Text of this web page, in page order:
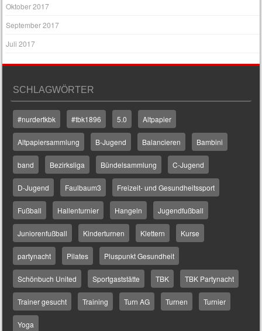
Oktober 2017
September 2017
Juli 2017
SCHLAGWÖRTER
#nurdertkbk #tbk1896 5.0 Altpapier
Altpapiersammlung B-Jugend Balancieren Bambini
band Bezirksliga Bündelsammlung C-Jugend
D-Jugend Faulbaum3 Freizeit- und Gesundheitssport
Fußball Hallenturnier Hangeln Jugendfußball
Juniorenfußball Kinderturnen Klettern Kurse
partynacht Pilates Pluspunkt Gesundheit
Schönbuch United Sportgaststätte TBK TBK Partynacht
Trainer gesucht Training Turn AG Turnen Turnier
Yoga